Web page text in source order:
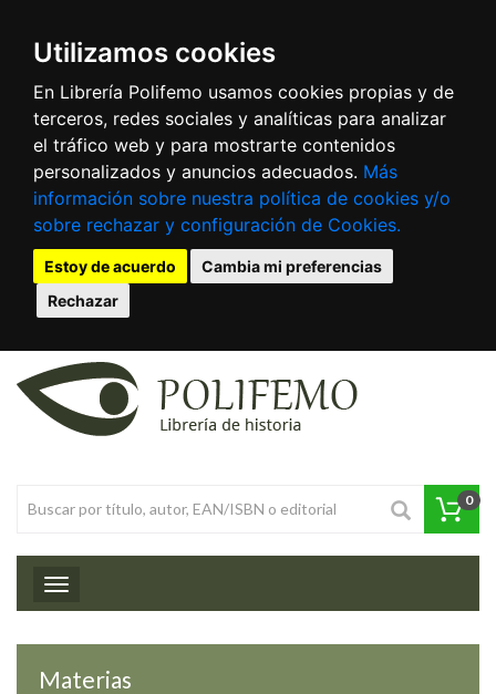
Utilizamos cookies
En Librería Polifemo usamos cookies propias y de
terceros, redes sociales y analíticas para analizar
el tráfico web y para mostrarte contenidos
personalizados y anuncios adecuados. Más
información sobre nuestra política de cookies y/o
sobre rechazar y configuración de Cookies.
Estoy de acuerdo
Cambia mi preferencias
Rechazar
0
Toggle navigation
Materias